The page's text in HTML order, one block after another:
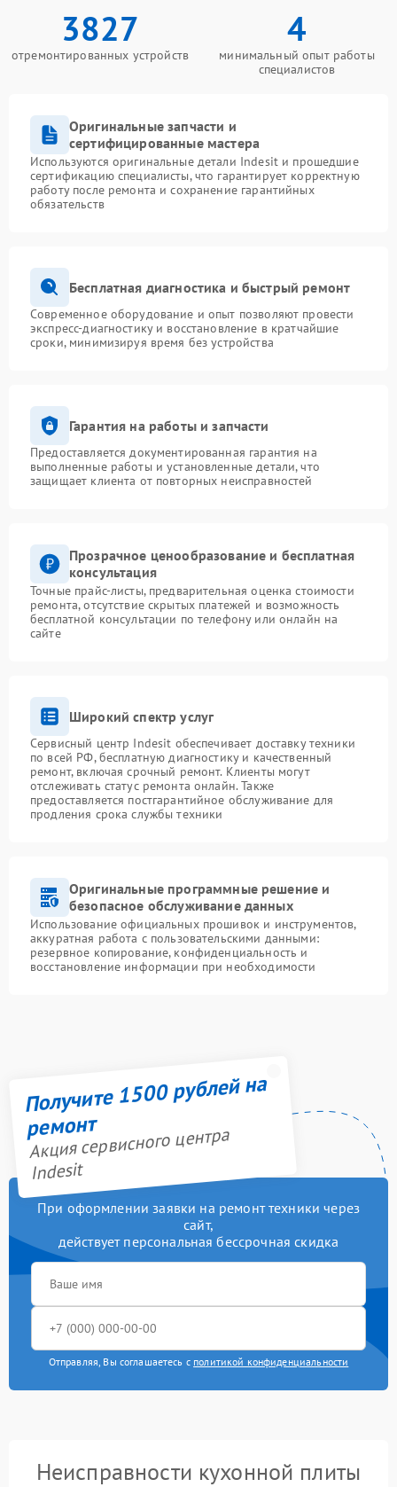
3827
отремонтированных устройств
4
минимальный опыт работы
специалистов
Оригинальные запчасти и
сертифицированные мастера
Используются оригинальные детали Indesit и прошедшие
сертификацию специалисты, что гарантирует корректную
работу после ремонта и сохранение гарантийных
обязательств
Бесплатная диагностика и быстрый ремонт
Современное оборудование и опыт позволяют провести
экспресс-диагностику и восстановление в кратчайшие
сроки, минимизируя время без устройства
Гарантия на работы и запчасти
Предоставляется документированная гарантия на
выполненные работы и установленные детали, что
защищает клиента от повторных неисправностей
Прозрачное ценообразование и бесплатная
консультация
Точные прайс-листы, предварительная оценка стоимости
ремонта, отсутствие скрытых платежей и возможность
бесплатной консультации по телефону или онлайн на
сайте
Широкий спектр услуг
Сервисный центр Indesit обеспечивает доставку техники
по всей РФ, бесплатную диагностику и качественный
ремонт, включая срочный ремонт. Клиенты могут
отслеживать статус ремонта онлайн. Также
предоставляется постгарантийное обслуживание для
продления срока службы техники
Оригинальные программные решение и
безопасное обслуживание данных
Использование официальных прошивок и инструментов,
аккуратная работа с пользовательскими данными:
резервное копирование, конфиденциальность и
восстановление информации при необходимости
Получите 1500 рублей на
ремонт
Акция сервисного центра
Indesit
При оформлении заявки на ремонт техники через
сайт,
действует персональная бессрочная скидка
Отправляя, Вы соглашаетесь с политикой конфиденциальности
Неисправности кухонной плиты